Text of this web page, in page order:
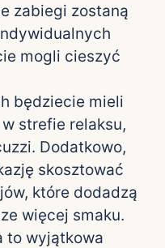
zabiegi zostaną
mogli cieszyć
będziecie mieli
strefie relaksu,
Dodatkowo,
skosztować
które dodadzą
więcej smaku.
to wyjątkowa